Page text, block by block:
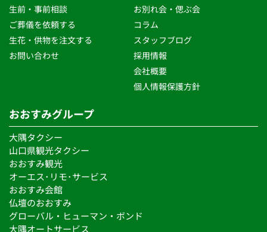
生前・事前相談
ご葬儀を依頼する
生花・供物を注文する
お問い合わせ
お別れ会・偲ぶ会
コラム
スタッフブログ
採用情報
会社概要
個人情報保護方針
おおすみグループ
大隅タクシー
山口県観光タクシー
おおすみ観光
オーエス･リモ･サービス
おおすみ会館
仏壇のおおすみ
グローバル・ヒューマン・ボンド
大隅オートサービス